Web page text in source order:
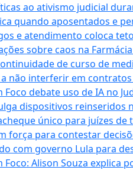
ao ativismo judicial
quando aposentados e
e atendimento coloca
sobre caos na
de curso de
não interferir em
Foco debate uso de IA no
dispositivos reinseridos
único para juízes de
força para contestar
com governo Lula para
Foco: Alison Souza explica